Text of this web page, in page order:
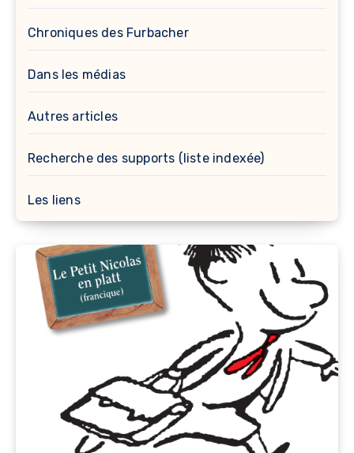
Chroniques des Furbacher
Dans les médias
Autres articles
Recherche des supports (liste indexée)
Les liens